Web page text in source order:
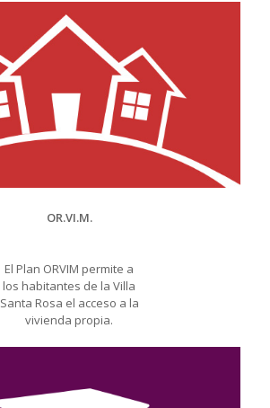
OR.VI.M.
El Plan ORVIM permite a
los habitantes de la Villa
Santa Rosa el acceso a la
vivienda propia.